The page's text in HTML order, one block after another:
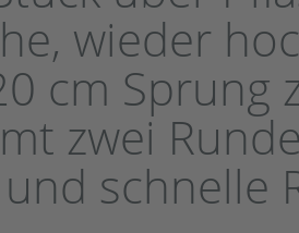
wieder
cm Sprung
zwei
schnelle